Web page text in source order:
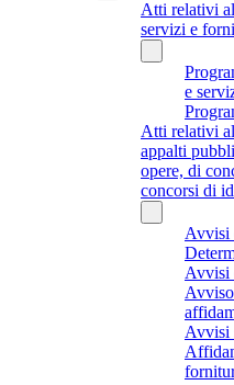
Atti relativi
servizi e
e
Atti relativi
appalti
opere, di
concorsi di
Avvisi
Avvisi
Avvisi